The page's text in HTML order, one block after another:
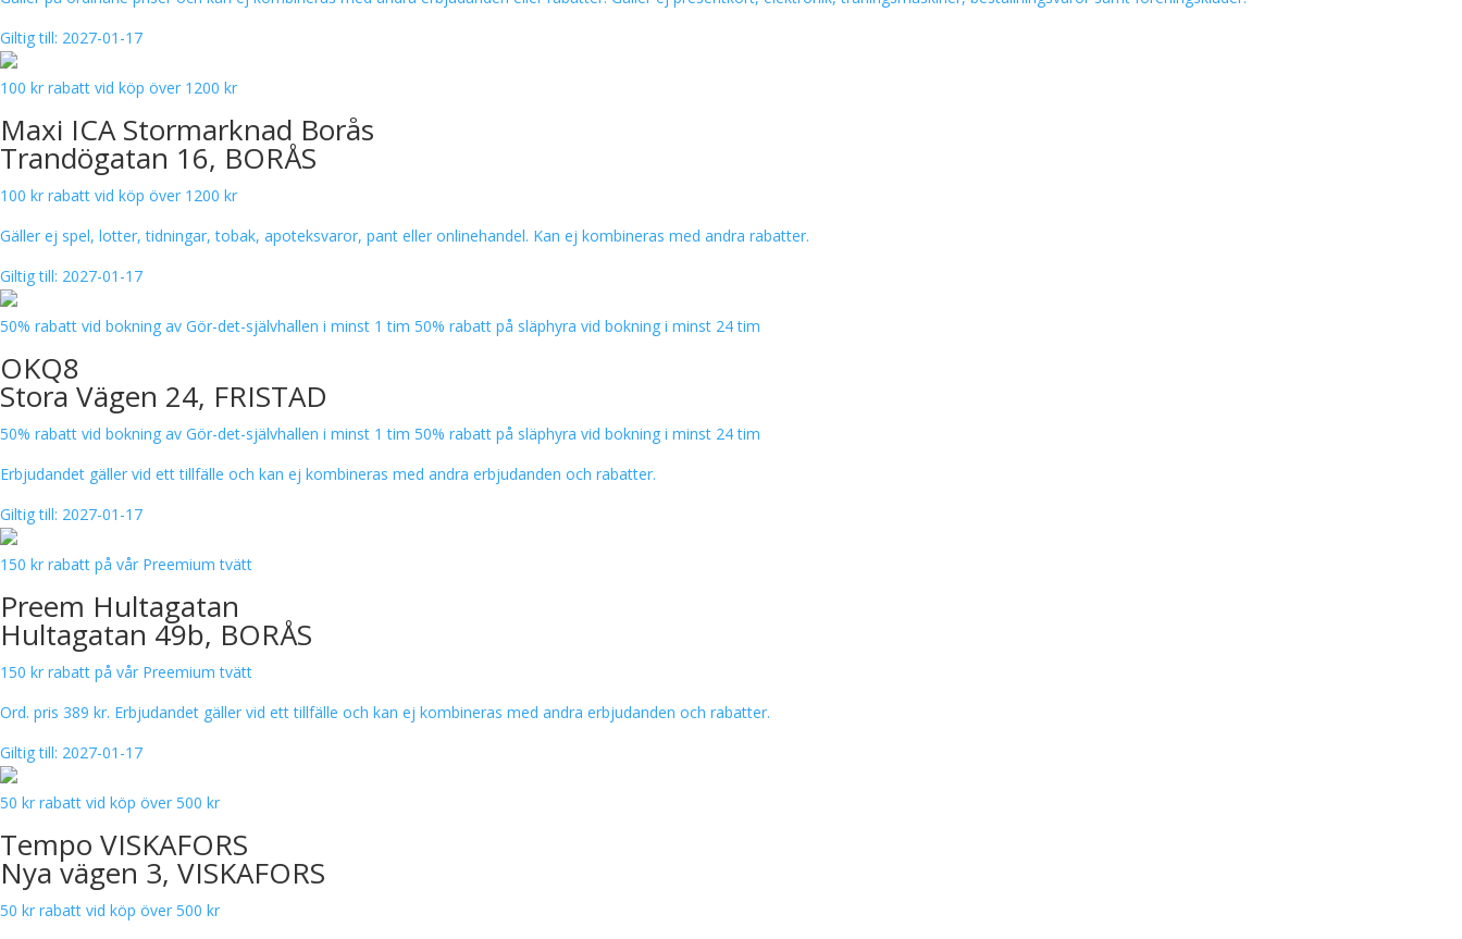
Giltig till: 2027-01-17
100 kr rabatt vid köp över 1200 kr
Maxi ICA Stormarknad Borås
Trandögatan 16, BORÅS
100 kr rabatt vid köp över 1200 kr
Gäller ej spel, lotter, tidningar, tobak, apoteksvaror, pant eller onlinehandel. Kan ej kombineras med andra rabatter.
Giltig till: 2027-01-17
50% rabatt vid bokning av Gör-det-självhallen i minst 1 tim 50% rabatt på släphyra vid bokning i minst 24 tim
OKQ8
Stora Vägen 24, FRISTAD
50% rabatt vid bokning av Gör-det-självhallen i minst 1 tim 50% rabatt på släphyra vid bokning i minst 24 tim
Erbjudandet gäller vid ett tillfälle och kan ej kombineras med andra erbjudanden och rabatter.
Giltig till: 2027-01-17
150 kr rabatt på vår Preemium tvätt
Preem Hultagatan
Hultagatan 49b, BORÅS
150 kr rabatt på vår Preemium tvätt
Ord. pris 389 kr. Erbjudandet gäller vid ett tillfälle och kan ej kombineras med andra erbjudanden och rabatter.
Giltig till: 2027-01-17
50 kr rabatt vid köp över 500 kr
Tempo VISKAFORS
Nya vägen 3, VISKAFORS
50 kr rabatt vid köp över 500 kr